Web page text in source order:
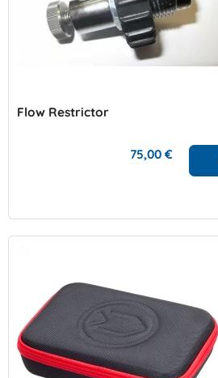
Flow Restrictor
75,00 €